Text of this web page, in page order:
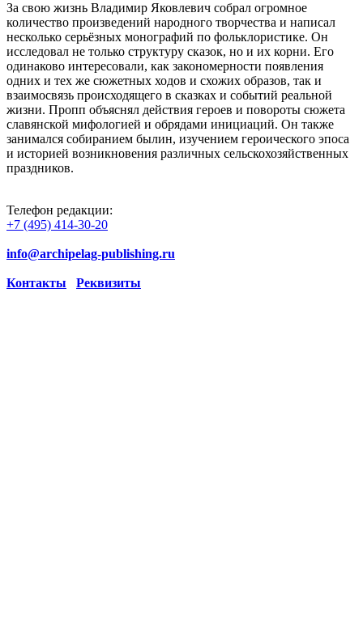
За свою жизнь Владимир Яковлевич собрал огромное
количество произведений народного творчества и написал
несколько серьёзных монографий по фольклористике. Он
исследовал не только структуру сказок, но и их корни. Его
одинаково интересовали, как закономерности появления
одних и тех же сюжетных ходов и схожих образов, так и
взаимосвязь происходящего в сказках и событий реальной
жизни. Пропп объяснял действия героев и повороты сюжета
славянской мифологией и обрядами инициаций. Он также
занимался собиранием былин, изучением героического эпоса
и историей возникновения различных сельскохозяйственных
праздников.
Телефон редакции:
+7 (495) 414-30-20
info@archipelag-publishing.ru
Контакты Реквизиты